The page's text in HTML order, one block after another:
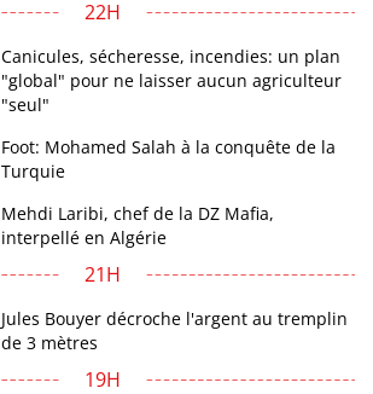
22H
Canicules, sécheresse, incendies: un plan
"global" pour ne laisser aucun agriculteur
"seul"
Foot: Mohamed Salah à la conquête de la
Turquie
Mehdi Laribi, chef de la DZ Mafia,
interpellé en Algérie
21H
Jules Bouyer décroche l'argent au tremplin
de 3 mètres
19H